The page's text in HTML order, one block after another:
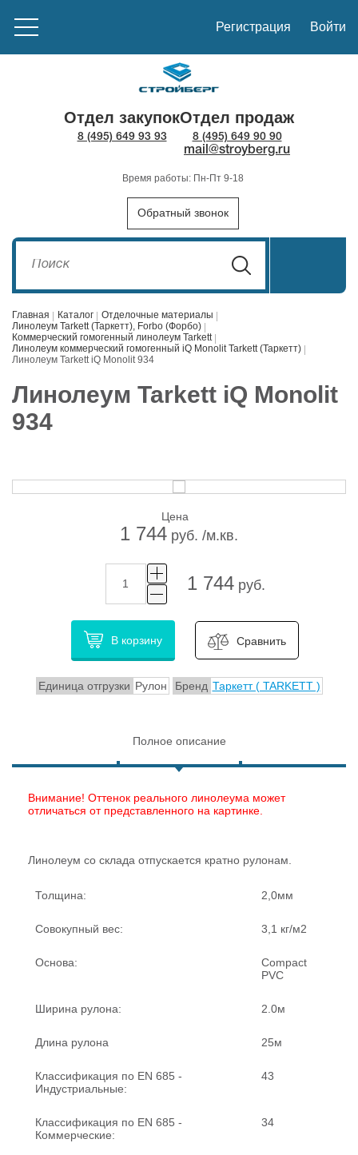
Регистрация Войти
Отдел закупок
8 (495) 649 93 93
Отдел продаж
8 (495) 649 90 90
mail@stroyberg.ru
Время работы: Пн-Пт 9-18
Обратный звонок
Главная Каталог
Отделочные материалы
Линолеум Tarkett (Таркетт), Forbo (Форбо)
Коммерческий гомогенный линолеум Tarkett
Линолеум коммерческий гомогенный iQ Monolit Tarkett (Таркетт)
Линолеум Tarkett iQ Monolit 934
Линолеум Tarkett iQ Monolit
934
Цена
1 744 руб. /м.кв.
1 744руб.
В корзину Сравнить
Единица отгрузки Рулон Бренд Таркетт ( TARKETT )
Полное описание
Внимание! Оттенок реального линолеума может
отличаться от представленного на картинке.
Линолеум со склада отпускается кратно рулонам.
Толщина: 2,0мм
Совокупный вес: 3,1 кг/м2
Основа:
Compact
PVC
Ширина рулона: 2.0м
Длина рулона 25м
Классификация по EN 685 -
Индустриальные:
43
Классификация по EN 685 -
Коммерческие:
34